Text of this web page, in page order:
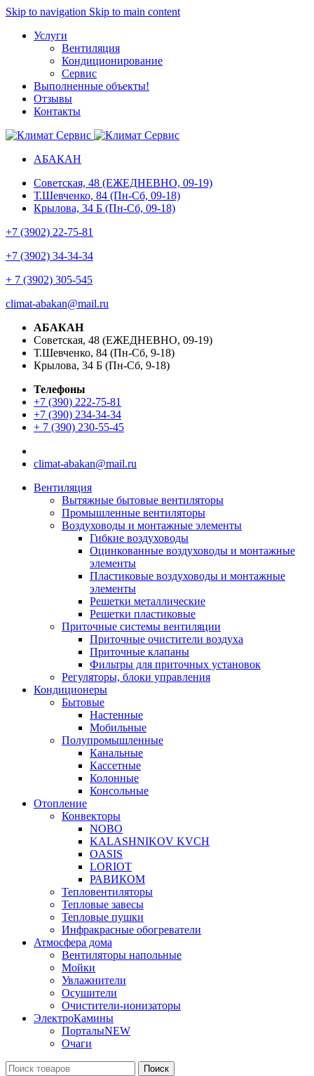
Skip to navigation Skip to main content
Услуги
Вентиляция
Кондиционирование
Сервис
Выполненные объекты!
Отзывы
Контакты
АБАКАН
Советская, 48 (ЕЖЕДНЕВНО, 09-19)
Т.Шевченко, 84 (Пн-Сб, 09-18)
Крылова, 34 Б (Пн-Сб, 09-18)
+7 (3902) 22-75-81
+7 (3902) 34-34-34
+ 7 (3902) 305-545
climat-abakan@mail.ru
АБАКАН
Советская, 48 (ЕЖЕДНЕВНО, 09-19)
Т.Шевченко, 84 (Пн-Сб, 9-18)
Крылова, 34 Б (Пн-Сб, 9-18)
Телефоны
+7 (390) 222-75-81
+7 (390) 234-34-34
+ 7 (390) 230-55-45
climat-abakan@mail.ru
Вентиляция
Вытяжные бытовые вентиляторы
Промышленные вентиляторы
Воздуховоды и монтажные элементы
Гибкие воздуховоды
Оцинкованные воздуховоды и монтажные
элементы
Пластиковые воздуховоды и монтажные
элементы
Решетки металлические
Решетки пластиковые
Приточные системы вентиляции
Приточные очистители воздуха
Приточные клапаны
Фильтры для приточных установок
Регуляторы, блоки управления
Кондиционеры
Бытовые
Настенные
Мобильные
Полупромышленные
Канальные
Кассетные
Колонные
Консольные
Отопление
Конвекторы
NOBO
KALASHNIKOV KVCH
OASIS
LORIOT
РАВИКОМ
Тепловентиляторы
Тепловые завесы
Тепловые пушки
Инфракрасные обогреватели
Атмосфера дома
Вентиляторы напольные
Мойки
Увлажнители
Осушители
Очистители-ионизаторы
ЭлектроКамины
ПорталыNEW
Очаги
Поиск